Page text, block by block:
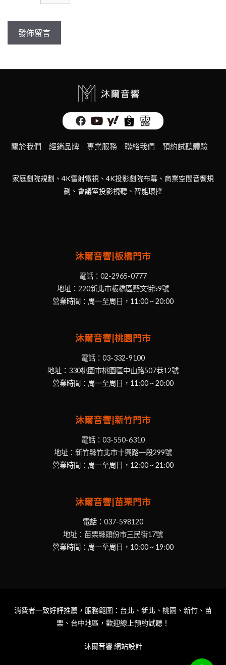
關於我們 經銷品牌 專業服務 聯絡我們 預約試聽體驗
家庭劇院規劃、4K雷射電視、4K投影劇院布幕、商業空間音響規
劃、會議室投影視聽、智能環控
沐爾音響|板橋門市
電話： 02-2965-0777
地址： 220新北市板橋區藝文街59號
營業時間：周一至周日，11:00 ~ 20:00
沐爾音響|桃園門市
電話： 03-332-9100
地址： 330桃園市桃園區中山路507巷12號
營業時間：周一至周日，11:00 ~ 20:00
沐爾音響|新竹門市
電話： 03-550-6310
地址： 新竹縣竹北市十興路一段299號
營業時間：周一至周日，12:00 ~ 21:00
沐爾音響|苗栗門市
電話： 037-598120
地址： 苗栗縣頭份市三民街17號
營業時間：周一至周日，10:00 ~ 19:00
消費者一致好評推薦，服務範圍：台北、新北、桃園、新竹、苗
栗、台中地區，歡迎線上預約試聽！
沐爾音響 網站設計